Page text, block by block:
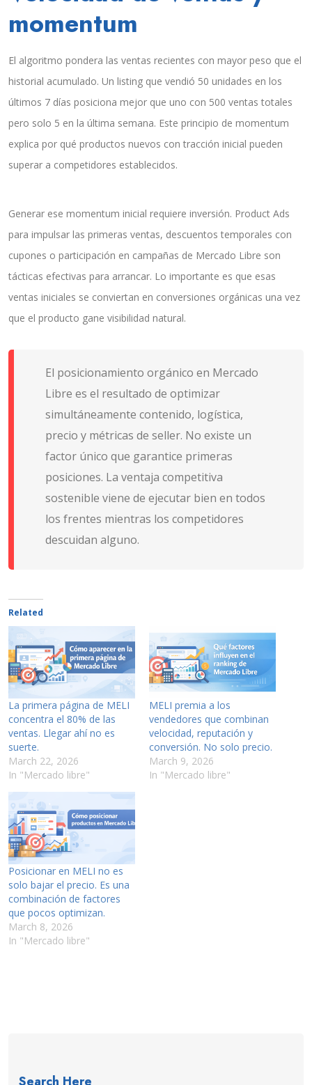
momentum
El algoritmo pondera las ventas recientes con mayor peso que el
historial acumulado. Un listing que vendió 50 unidades en los
últimos 7 días posiciona mejor que uno con 500 ventas totales
pero solo 5 en la última semana. Este principio de momentum
explica por qué productos nuevos con tracción inicial pueden
superar a competidores establecidos.
Generar ese momentum inicial requiere inversión. Product Ads
para impulsar las primeras ventas, descuentos temporales con
cupones o participación en campañas de Mercado Libre son
tácticas efectivas para arrancar. Lo importante es que esas
ventas iniciales se conviertan en conversiones orgánicas una vez
que el producto gane visibilidad natural.
El posicionamiento orgánico en Mercado
Libre es el resultado de optimizar
simultáneamente contenido, logística,
precio y métricas de seller. No existe un
factor único que garantice primeras
posiciones. La ventaja competitiva
sostenible viene de ejecutar bien en todos
los frentes mientras los competidores
descuidan alguno.
Related
La primera página de MELI
concentra el 80% de las
ventas. Llegar ahí no es
suerte.
March 22, 2026
In "Mercado libre"
MELI premia a los
vendedores que combinan
velocidad, reputación y
conversión. No solo precio.
March 9, 2026
In "Mercado libre"
Posicionar en MELI no es
solo bajar el precio. Es una
combinación de factores
que pocos optimizan.
March 8, 2026
In "Mercado libre"